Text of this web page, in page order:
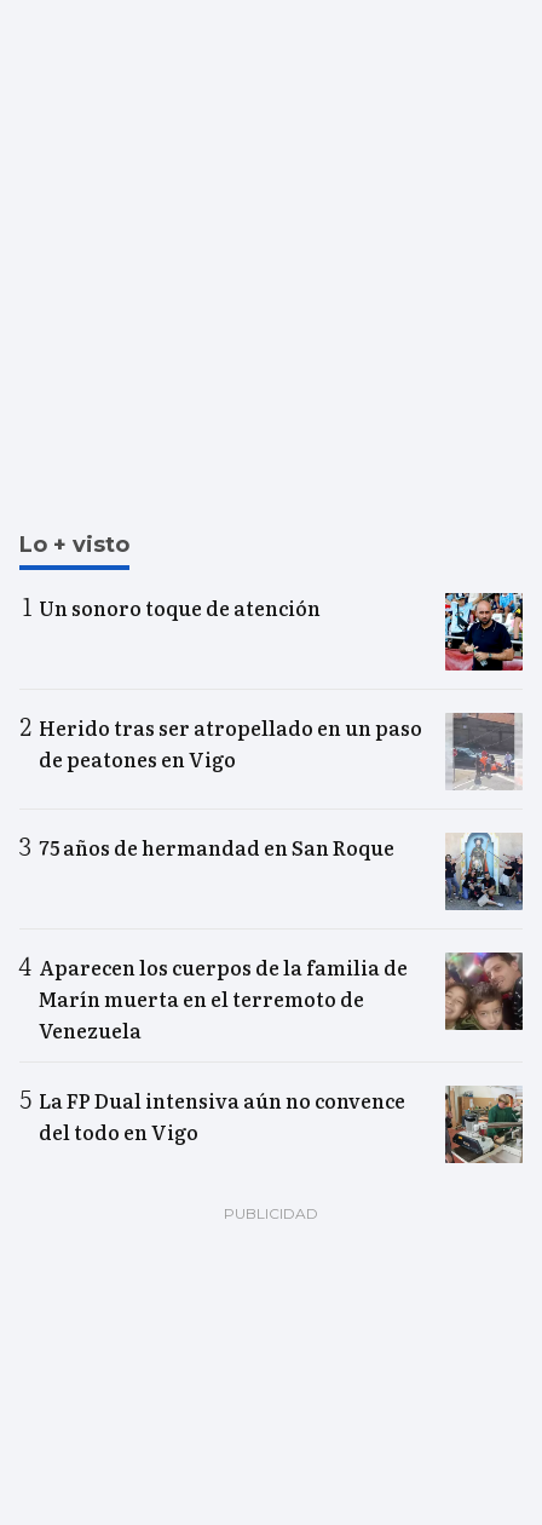
Lo + visto
Un sonoro toque de atención
Herido tras ser atropellado en un paso
de peatones en Vigo
75 años de hermandad en San Roque
Aparecen los cuerpos de la familia de
Marín muerta en el terremoto de
Venezuela
La FP Dual intensiva aún no convence
del todo en Vigo